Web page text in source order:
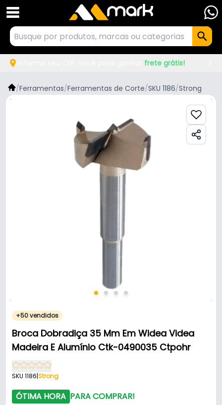
frete grátis!
/Ferramentas/Ferramentas de Corte/SKU 1186/Strong
+50 vendidos
Broca Dobradiça 35 Mm Em Widea Videa
Madeira E Alumínio Ctk-0490035 Ctpohr
SKU 1186|Strong
ÓTIMA HORA PARA COMPRAR!